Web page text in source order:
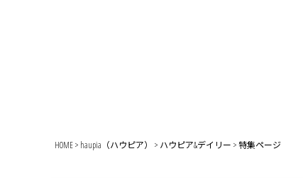
HOME haupia（ハウピア） ハウピア&デイリー 特集ページ